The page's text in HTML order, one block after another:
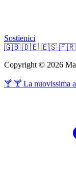
Sostienici
🇬🇧 🇩🇪 🇪🇸 🇫🇷
Copyright © 2026
🍸 🍸 La nuovissima